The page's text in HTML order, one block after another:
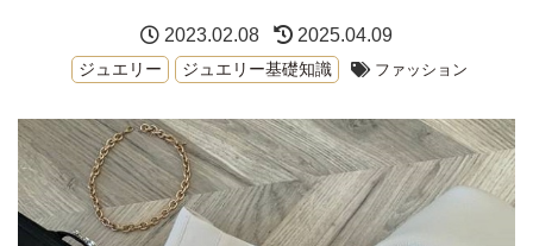
2023.02.08 2025.04.09
ジュエリー ジュエリー基礎知識 ファッション